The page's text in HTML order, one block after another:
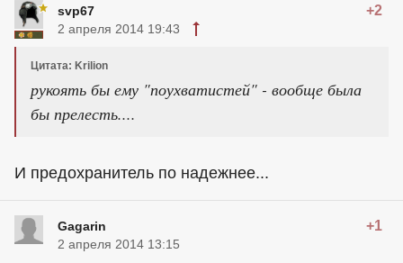
svp67 +2
2 апреля 2014 19:43
Цитата: Krilion
рукоять бы ему "поухватистей" - вообще была
бы прелесть....
И предохранитель по надежнее...
Gagarin +1
2 апреля 2014 13:15